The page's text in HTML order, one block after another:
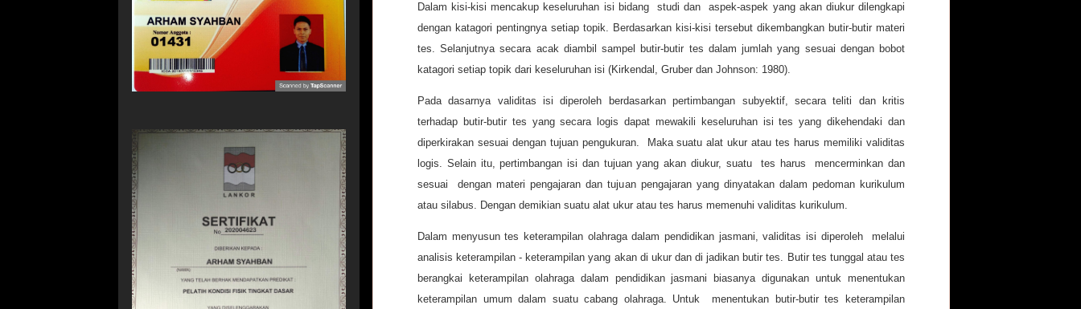
Dalam kisi-kisi mencakup keseluruhan isi bidang studi dan aspek-aspek yang akan diukur dilengkapi
dengan katagori pentingnya setiap topik. Berdasarkan kisi-kisi tersebut dikembangkan butir-butir materi
tes. Selanjutnya secara acak diambil sampel butir-butir tes dalam jumlah yang sesuai dengan bobot
katagori setiap topik dari keseluruhan isi (Kirkendal, Gruber dan Johnson: 1980).
Pada dasarnya validitas isi diperoleh berdasarkan pertimbangan subyektif, secara teliti dan kritis
terhadap butir-butir tes yang secara logis dapat mewakili keseluruhan isi tes yang dikehendaki dan
diperkirakan sesuai dengan tujuan pengukuran. Maka suatu alat ukur atau tes harus memiliki validitas
logis. Selain itu, pertimbangan isi dan tujuan yang akan diukur, suatu tes harus mencerminkan dan
sesuai dengan materi pengajaran dan tujuan pengajaran yang dinyatakan dalam pedoman kurikulum
atau silabus. Dengan demikian suatu alat ukur atau tes harus memenuhi validitas kurikulum.
Dalam menyusun tes keterampilan olahraga dalam pendidikan jasmani, validitas isi diperoleh melalui
analisis keterampilan - keterampilan yang akan di ukur dan di jadikan butir tes. Butir tes tunggal atau tes
berangkai keterampilan olahraga dalam pendidikan jasmani biasanya digunakan untuk menentukan
keterampilan umum dalam suatu cabang olahraga. Untuk menentukan butir-butir tes keterampilan